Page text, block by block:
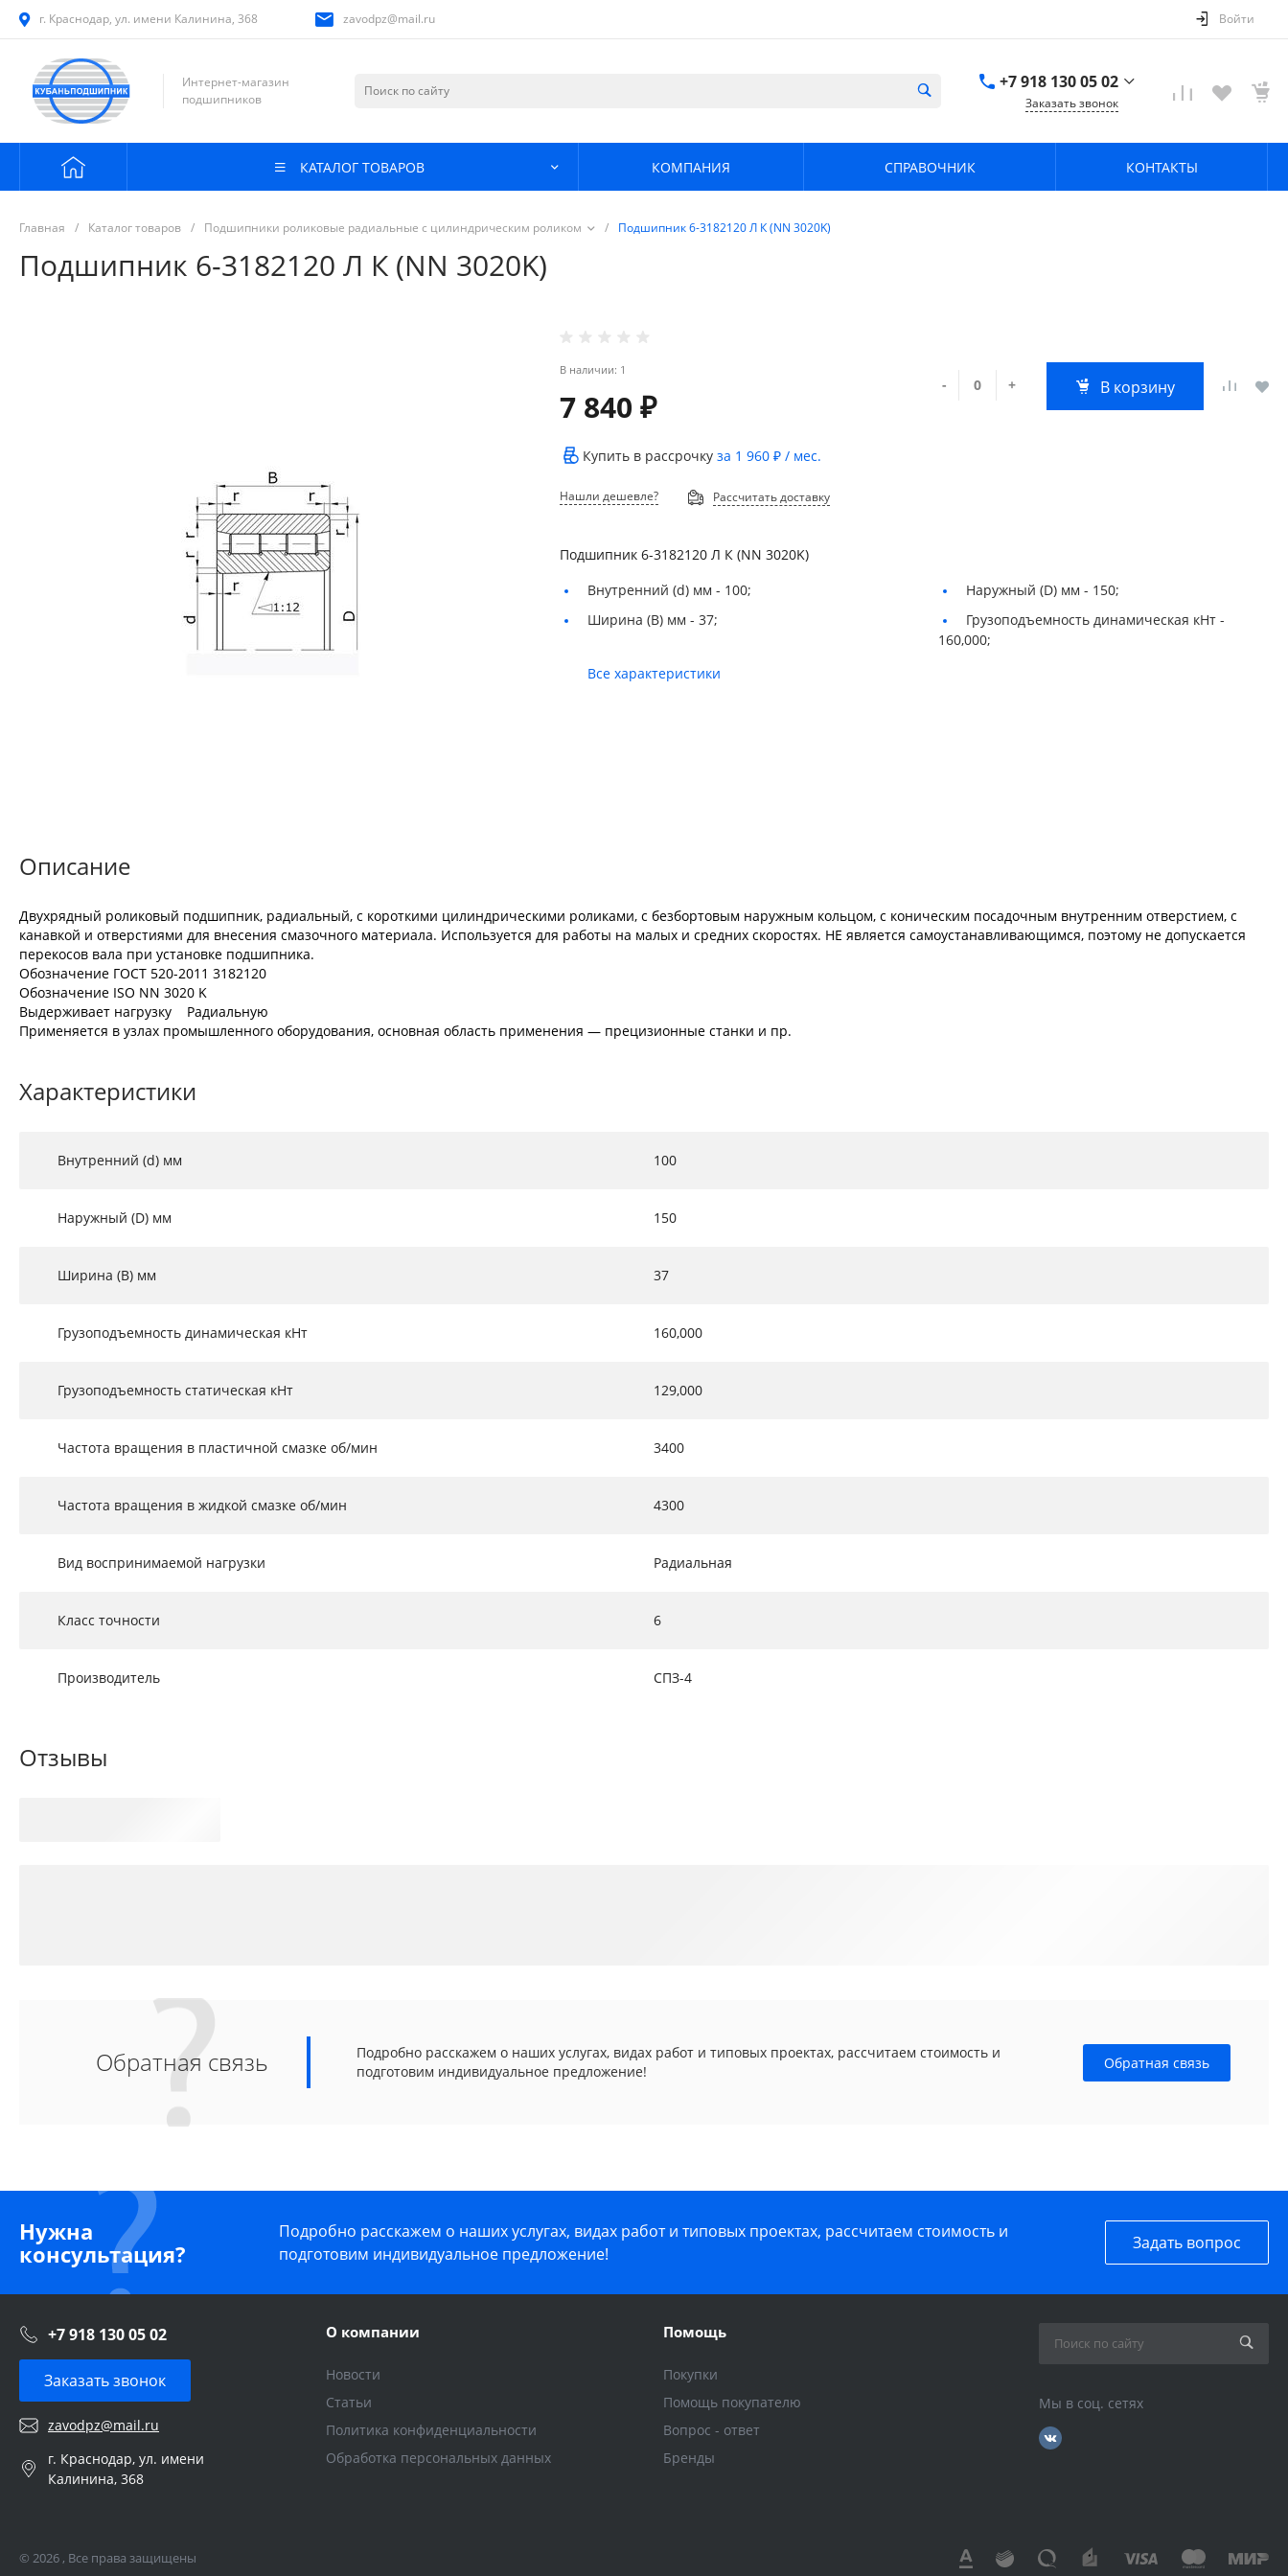
г. Краснодар, ул. имени Калинина, 368 zavodpz@mail.ru Войти
Интернет-магазин
подшипников
+7 918 130 05 02
Заказать звонок
КАТАЛОГ ТОВАРОВ КОМПАНИЯ СПРАВОЧНИК КОНТАКТЫ
Главная / Каталог товаров / Подшипники роликовые радиальные с цилиндрическим роликом / Подшипник 6-3182120 Л К (NN 3020K)
Подшипник 6-3182120 Л К (NN 3020K)
В наличии: 1
7 840 ₽
- + В корзину
Купить в рассрочкуза 1 960 ₽ / мес.
Нашли дешевле? Рассчитать доставку
Подшипник 6-3182120 Л К (NN 3020K)
Внутренний (d) мм - 100; Наружный (D) мм - 150;
Ширина (B) мм -37;
Грузоподъемность динамическая кНт -
160,000;
Все характеристики
Описание
Двухрядный роликовый подшипник, радиальный, с короткими цилиндрическими роликами, с безбортовым наружным кольцом, с коническим посадочным внутренним отверстием, с
канавкой и отверстиями для внесения смазочного материала. Используется для работы на малых и средних скоростях. НЕ является самоустанавливающимся, поэтому не допускается
перекосов вала при установке подшипника.
Обозначение ГОСТ 520-2011 3182120
Обозначение ISO NN 3020 K
Выдерживает нагрузку Радиальную
Применяется в узлах промышленного оборудования, основная область применения — прецизионные станки и пр.
Характеристики
Внутренний (d) мм 100
Наружный (D) мм 150
Ширина (B) мм 37
Грузоподъемность динамическая кНт 160,000
Грузоподъемность статическая кНт 129,000
Частота вращения в пластичной смазке об/мин 3400
Частота вращения в жидкой смазке об/мин 4300
Вид воспринимаемой нагрузки Радиальная
Класс точности 6
Производитель СПЗ-4
Отзывы
Обратная связь
Подробно расскажем о наших услугах, видах работ и типовых проектах, рассчитаем стоимость и
подготовим индивидуальное предложение!
Обратная связь
Нужна
консультация?
Подробно расскажем о наших услугах, видах работ и типовых проектах, рассчитаем стоимость и
подготовим индивидуальное предложение!
Задать вопрос
+7 918 130 05 02
Заказать звонок
zavodpz@mail.ru
г. Краснодар, ул. имени
Калинина, 368
О компании
Новости
Статьи
Политика конфиденциальности
Обработка персональных данных
Помощь
Покупки
Помощь покупателю
Вопрос - ответ
Бренды
Мы в соц. сетях
© 2026 , Все права защищены